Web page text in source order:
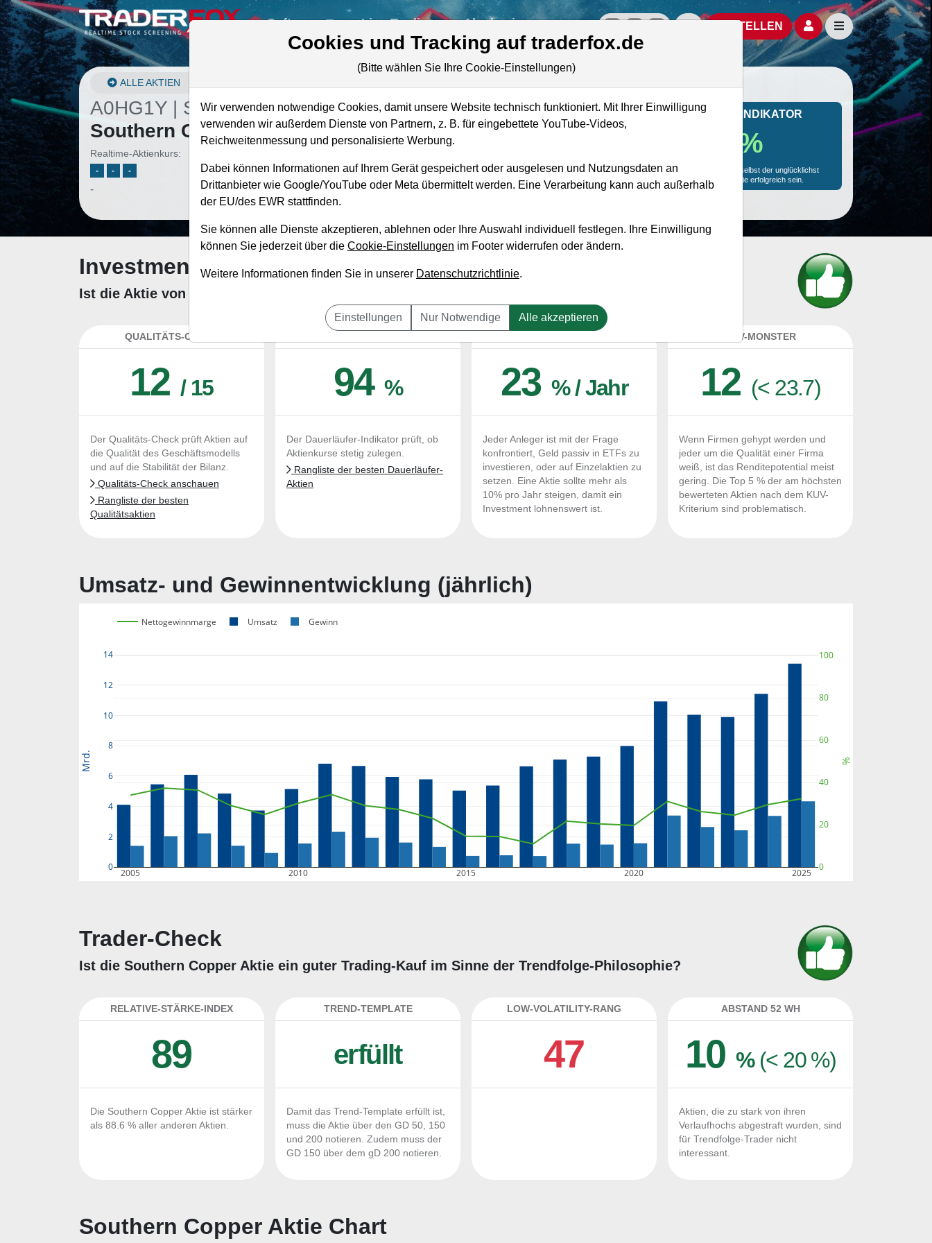
Software Live-Trading Akademie offizielle Social Media-AccountsAktien- und Artikelsuche öffnen
BESTELLEN Seitennavigation
ALLE AKTIEN
A0HG1Y | SCCO–
Southern Copper Aktie
Realtime-Aktienkurs:
- - -
-
Marktkapitalisierung 166,09 Mrd. USD
Unternehmenswert
Umsatz 13,42 Mrd. USD
MONKEY-TRADER INDIKATOR
81.6 %
Mit 81.6 % Wahrscheinlichkeit wird selbst der unglücklichst
agierende Trader mit dieser Aktie erfolgreich sein.
Investment-Check: Kaufempfehlung?
Ist die Aktie von Southern Copper zum Kaufen und Liegenlassen geeignet?
QUALITÄTS-CHECK
12/ 15
Der Qualitäts-Check prüft Aktien auf
die Qualität des Geschäftsmodells
und auf die Stabilität der Bilanz.
Qualitäts-Check anschauen
Rangliste der besten
Qualitätsaktien
94 %
Der Dauerläufer-Indikator prüft, ob
Aktienkurse stetig zulegen.
Rangliste der besten Dauerläufer-
Aktien
23 % / Jahr
Jeder Anleger ist mit der Frage
konfrontiert, Geld passiv in ETFs zu
investieren, oder auf Einzelaktien zu
setzen. Eine Aktie sollte mehr als
10% pro Jahr steigen, damit ein
Investment lohnenswert ist.
KUV-MONSTER
12 (< 23.7)
Wenn Firmen gehypt werden und
jeder um die Qualität einer Firma
weiß, ist das Renditepotential meist
gering. Die Top 5 % der am höchsten
bewerteten Aktien nach dem KUV-
Kriterium sind problematisch.
Umsatz- und Gewinnentwicklung (jährlich)
2005 2010 2015 2020 2025
0
2
4
6
8
10
12
14
0
20
40
60
80
100
Nettogewinnmarge Umsatz Gewinn
Mrd. %
Trader-Check
Ist die Southern Copper Aktie ein guter Trading-Kauf im Sinne der Trendfolge-Philosophie?
RELATIVE-STÄRKE-INDEX
89
Die Southern Copper Aktie ist stärker
als 88.6 % aller anderen Aktien.
TREND-TEMPLATE
erfüllt
Damit das Trend-Template erfüllt ist,
muss die Aktie über den GD 50, 150
und 200 notieren. Zudem muss der
GD 150 über dem gD 200 notieren.
LOW-VOLATILITY-RANG
47
ABSTAND 52 WH
10% (< 20 %)
Aktien, die zu stark von ihren
Verlaufhochs abgestraft wurden, sind
für Trendfolge-Trader nicht
interessant.
Southern Copper Aktie Chart
Cookies und Tracking auf traderfox.de
(Bitte wählen Sie Ihre Cookie-Einstellungen)
Wir verwenden notwendige Cookies, damit unsere Website technisch funktioniert. Mit Ihrer Einwilligung
verwenden wir außerdem Dienste von Partnern, z. B. für eingebettete YouTube-Videos,
Reichweitenmessung und personalisierte Werbung.
Dabei können Informationen auf Ihrem Gerät gespeichert oder ausgelesen und Nutzungsdaten an
Drittanbieter wie Google/YouTube oder Meta übermittelt werden. Eine Verarbeitung kann auch außerhalb
der EU/des EWR stattfinden.
Sie können alle Dienste akzeptieren, ablehnen oder Ihre Auswahl individuell festlegen. Ihre Einwilligung
können Sie jederzeit über die Cookie-Einstellungen im Footer widerrufen oder ändern.
Weitere Informationen finden Sie in unserer Datenschutzrichtlinie.
Einstellungen Nur Notwendige Alle akzeptieren